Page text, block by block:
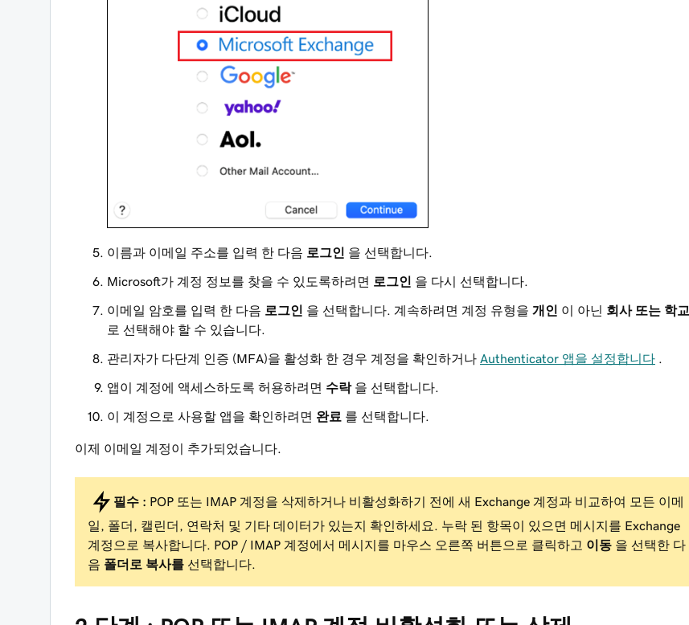
이름과 이메일 주소를 입력 한 다음 로그인 을 선택합니다.
Microsoft가 계정 정보를 찾을 수 있도록하려면 로그인 을 다시 선택합니다.
이메일 암호를 입력 한 다음 로그인 을 선택합니다. 계속하려면 계정 유형을 개인 이 아닌 회사 또는 학교
로 선택해야 할 수 있습니다.
관리자가 다단계 인증 (MFA)을 활성화 한 경우 계정을 확인하거나 Authenticator 앱을 설정합니다
앱이 계정에 액세스하도록 허용하려면 수락을 선택합니다.
이 계정으로 사용할 앱을 확인하려면 완료 를 선택합니다.
이제 이메일 계정이 추가되었습니다.
필수 : POP 또는 IMAP 계정을 삭제하거나 비활성화하기 전에 새 Exchange 계정과 비교하여 모든 이메
일, 폴더, 캘린더, 연락처 및 기타 데이터가 있는지 확인하세요. 누락 된 항목이 있으면 메시지를 Exchange
계정으로 복사합니다. POP / IMAP 계정에서 메시지를 마우스 오른쪽 버튼으로 클릭하고 이동 을 선택한 다
음 폴더로 복사를 선택합니다.